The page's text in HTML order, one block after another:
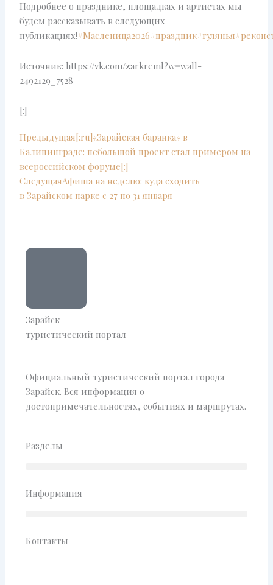
Подробнее о празднике, площадках и артистах мы
будем рассказывать в следующих
публикациях!#Масленица2026#праздник#гулянья
Источник: https://vk.com/zarkreml?w=wall-
2492129_7528
[:]
Prev
Предыдущая[:ru]«Зарайская баранка» в
Калининграде: небольшой проект стал примером на
всероссийском форуме[:]
СледущаяАфиша на неделю: куда сходить
в Зарайском парке с 27 по 31 января
Next
Зарайск
туристический портал
Официальный туристический портал города
Зарайск. Вся информация о
достопримечательностях, событиях и маршрутах.
Разделы
Информация
Контакты